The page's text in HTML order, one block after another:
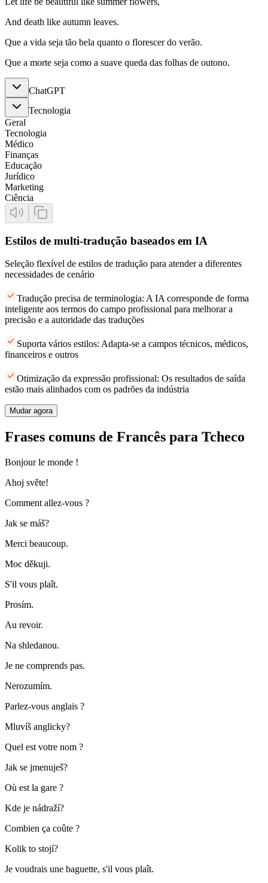
And death like autumn leaves.
Que a vida seja tão bela quanto o florescer do verão.
Que a morte seja como a suave queda das folhas de outono.
ChatGPT
Tecnologia
Geral
Tecnologia
Médico
Finanças
Educação
Jurídico
Marketing
Ciência
Estilos de multi-tradução baseados em IA
Seleção flexível de estilos de tradução para atender a diferentes
necessidades de cenário
Tradução precisa de terminologia: A IA corresponde de forma
inteligente aos termos do campo profissional para melhorar a
precisão e a autoridade das traduções
Suporta vários estilos: Adapta-se a campos técnicos, médicos,
financeiros e outros
Otimização da expressão profissional: Os resultados de saída
estão mais alinhados com os padrões da indústria
Mudar agora
Frases comuns de Francês para Tcheco
Bonjour le monde !
Ahoj světe!
Comment allez-vous ?
Jak se máš?
Merci beaucoup.
Moc děkuji.
S'il vous plaît.
Prosím.
Au revoir.
Na shledanou.
Je ne comprends pas.
Nerozumím.
Parlez-vous anglais ?
Mluvíš anglicky?
Quel est votre nom ?
Jak se jmenuješ?
Où est la gare ?
Kde je nádraží?
Combien ça coûte ?
Kolik to stojí?
Je voudrais une baguette, s'il vous plaît.